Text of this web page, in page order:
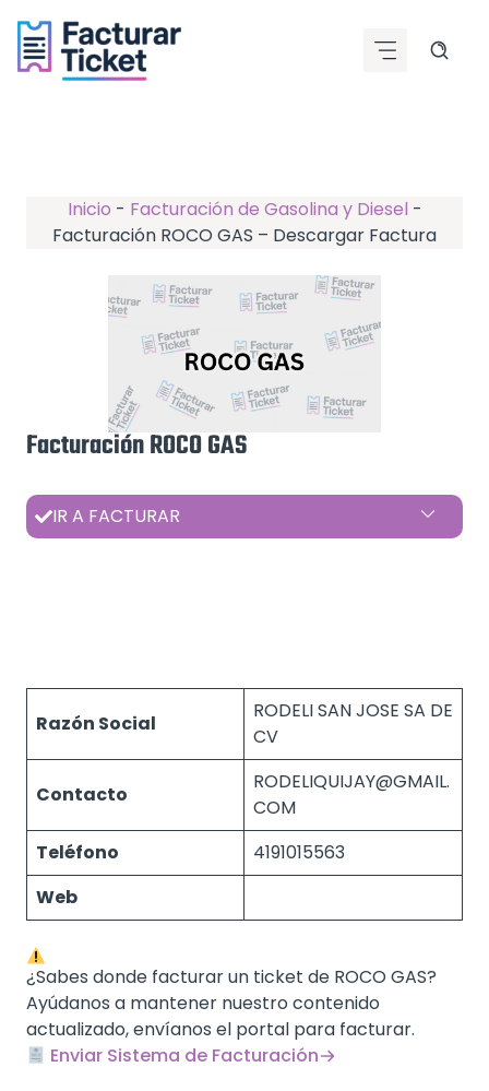
contenido
Inicio - Facturación de Gasolina y Diesel -
Facturación ROCO GAS – Descargar Factura
Facturación ROCO GAS
IR A FACTURAR
Razón Social
RODELI SAN JOSE SA DE
CV
Contacto
RODELIQUIJAY@GMAIL.
COM
Teléfono
4191015563
Web
¿Sabes donde facturar un ticket de ROCO GAS?
Ayúdanos a mantener nuestro contenido
actualizado, envíanos el portal para facturar.
Enviar Sistema de Facturación